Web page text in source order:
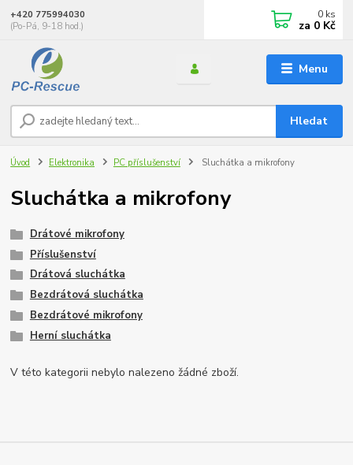
Menu
Hledat
+420 775994030
(Po-Pá, 9-18 hod.)
0 ks
za 0 Kč
Úvod Elektronika PC příslušenství Sluchátka a mikrofony
Sluchátka a mikrofony
Drátové mikrofony
Příslušenství
Drátová sluchátka
Bezdrátová sluchátka
Bezdrátové mikrofony
Herní sluchátka
V této kategorii nebylo nalezeno žádné zboží.